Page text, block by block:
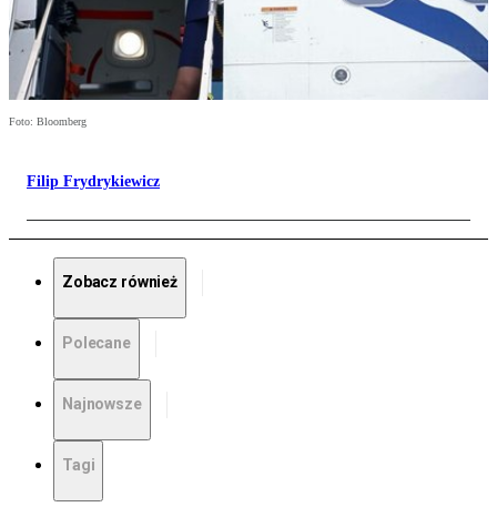
Foto: Bloomberg
Filip Frydrykiewicz
Zobacz również
Polecane
Najnowsze
Tagi